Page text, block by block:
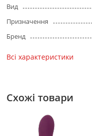
Вид
Призначення
Бренд
Всі характеристики
Схожі товари